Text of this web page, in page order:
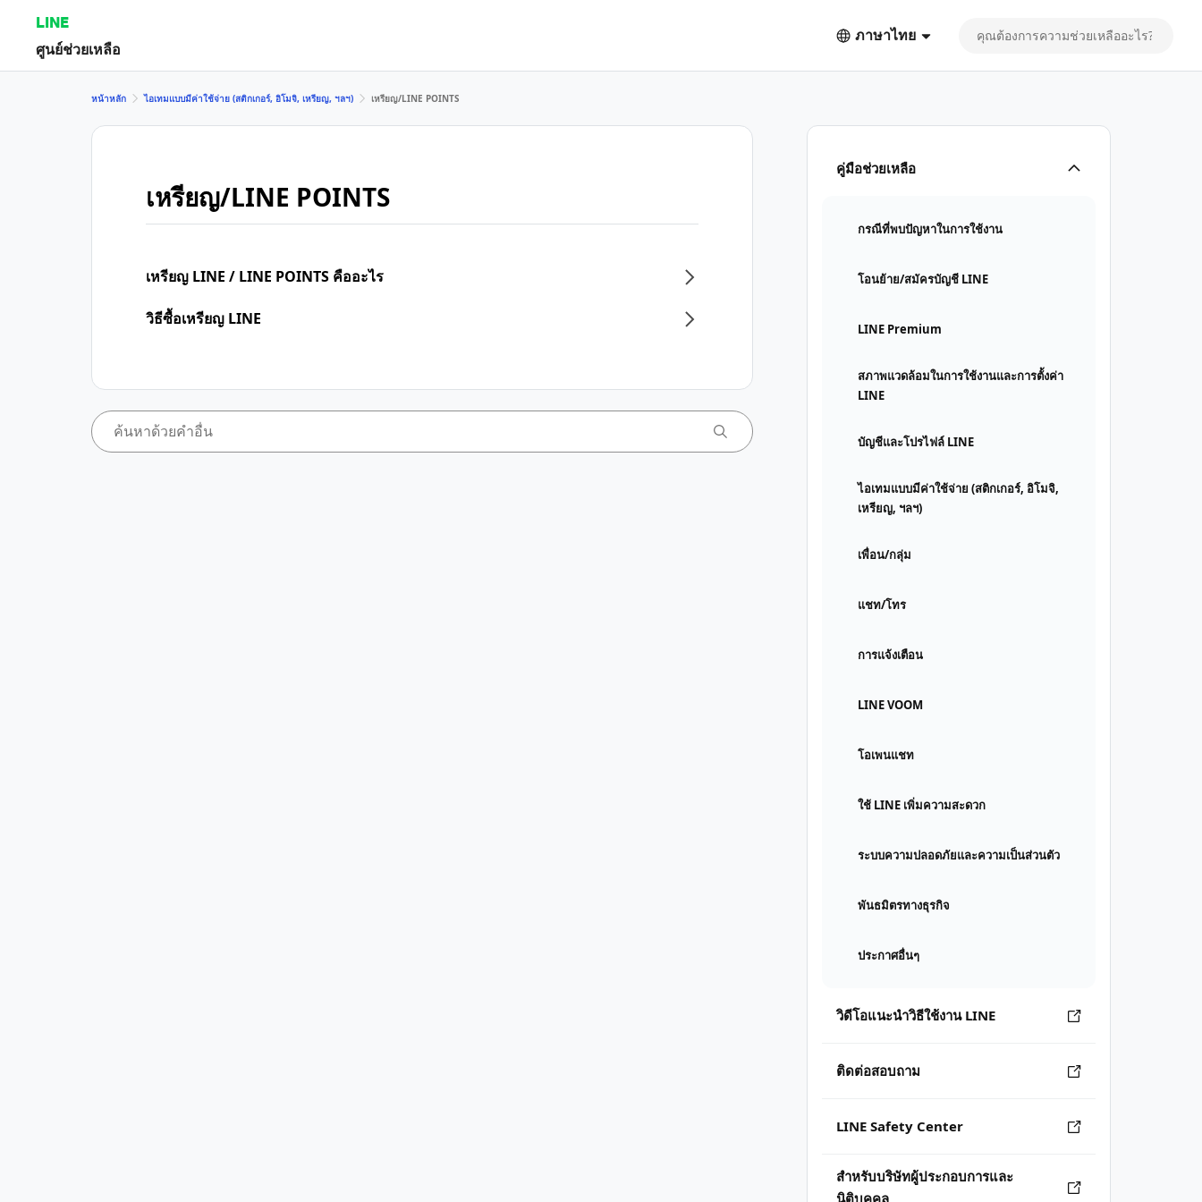
LINE
ศูนย์ช่วยเหลือ
ภาษาไทย
คู่มือช่วยเหลือ
กรณีที่พบปัญหาในการใช้งาน
โอนย้าย/สมัครบัญชี LINE
LINE Premium
สภาพแวดล้อมในการใช้งานและการตั้งค่า
LINE
บัญชีและโปรไฟล์ LINE
ไอเทมแบบมีค่าใช้จ่าย (สติกเกอร์, อิโมจิ,
เหรียญ, ฯลฯ)
เพื่อน/กลุ่ม
แชท/โทร
การแจ้งเตือน
LINE VOOM
โอเพนแชท
ใช้ LINE เพิ่มความสะดวก
ระบบความปลอดภัยและความเป็นส่วนตัว
พันธมิตรทางธุรกิจ
ประกาศอื่นๆ
วิดีโอแนะนำวิธีใช้งาน LINE
ติดต่อสอบถาม
LINE Safety Center
สำหรับบริษัทผู้ประกอบการและ
นิติบุคคล
หน้าหลัก ไอเทมแบบมีค่าใช้จ่าย (สติกเกอร์, อิโมจิ, เหรียญ, ฯลฯ) เหรียญ/LINE POINTS
เหรียญ/LINE POINTS
เหรียญ LINE / LINE POINTS คืออะไร
วิธีซื้อเหรียญ LINE